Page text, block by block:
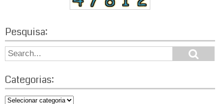
Pesquisa:
S
e
r
c
e
h
Categorias:
C